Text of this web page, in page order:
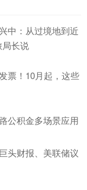
中：从过境地到近
局长说
票！10月起，这些
公积金多场景应用
头财报、美联储议